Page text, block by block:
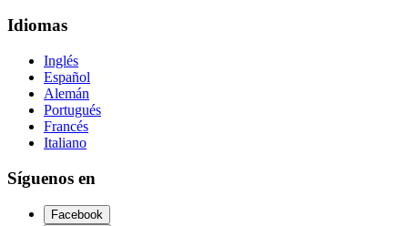
Idiomas
Inglés
Español
Alemán
Portugués
Francés
Italiano
Síguenos en
Facebook